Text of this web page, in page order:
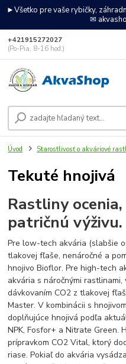
►Všetko pre vaše rybičky,
✉
+421915272027
(Po-Pia, 8-16 hod.)
Úvod Starostlivosť o akváriové
Tekuté hnojivá
Rastliny
patričnú výživu.
Pre low-tech akvária (slabšie
tlakovej fľaše, nenáročné a
hnojivo Bioflor. Pre high-tech
akvária s náročnými
dávkovaním CO2 z tlakovej
Master. V kombinácii s
doplňujúce hnojivá podľa
NPK, Fosfor+ a Nitrate Green.
prípravkom CO2 Vital, ktorý
riase. Pokiaľ do akvária